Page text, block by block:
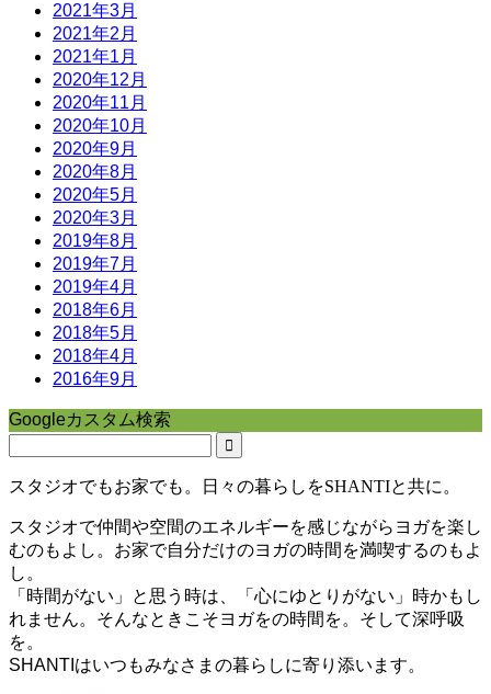
2021年3月
2021年2月
2021年1月
2020年12月
2020年11月
2020年10月
2020年9月
2020年8月
2020年5月
2020年3月
2019年8月
2019年7月
2019年4月
2018年6月
2018年5月
2018年4月
2016年9月
Googleカスタム検索
スタジオでもお家でも。日々の暮らしをSHANTIと共に。
スタジオで仲間や空間のエネルギーを感じながらヨガを楽し
むのもよし。お家で自分だけのヨガの時間を満喫するのもよ
し。
「時間がない」と思う時は、「心にゆとりがない」時かもし
れません。そんなときこそヨガをの時間を。そして深呼吸
を。
SHANTIはいつもみなさまの暮らしに寄り添います。